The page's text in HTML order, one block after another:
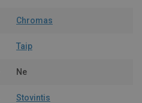
Chromas
Taip
Ne
Stovintis